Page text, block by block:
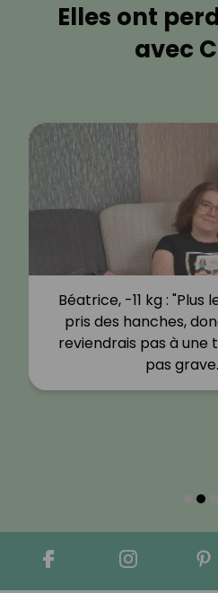
Elles ont
avec
Béatrice, -11 kg : "Plus
pris des hanches,
reviendrais pas à une
pas